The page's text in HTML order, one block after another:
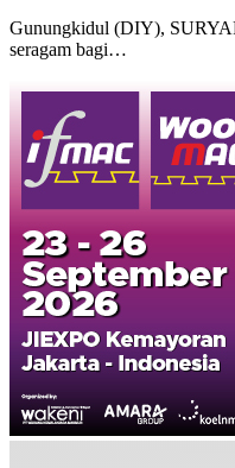
Gunungkidul (DIY),
seragam bagi…